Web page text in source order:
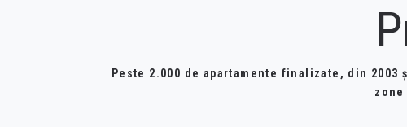
Peste 2.000 de apartamente finalizate, din